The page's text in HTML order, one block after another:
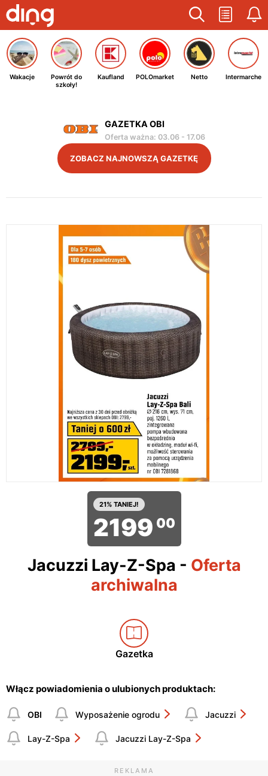
Wakacje
Powrót do
szkoły!
Kaufland POLOmarket Netto Intermarche
GAZETKA OBI
Oferta ważna: 03.06 - 17.06
ZOBACZ NAJNOWSZĄ GAZETKĘ
21% TANIEJ!
2199 00
Jacuzzi Lay-Z-Spa - Oferta
archiwalna
Gazetka
Włącz powiadomienia o ulubionych produktach:
OBI Wyposażenie ogrodu Jacuzzi
Lay-Z-Spa Jacuzzi Lay-Z-Spa
REKLAMA